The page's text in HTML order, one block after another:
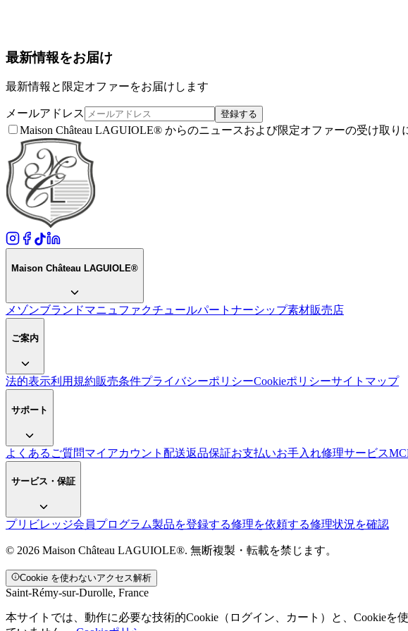
最新情報をお届け
最新情報と限定オファーをお届けします
メールアドレス 登録する
Maison Château LAGUIOLE® からのニュースおよび限定オファーの受け取
Maison Château LAGUIOLE®
メゾンブランドマニュファクチュールパートナーシップ素材販売店
ご案内
法的表示利用規約販売条件プライバシーポリシーCookieポリシーサイトマップ
サポート
よくあるご質問マイアカウント 配送返品保証お支払いお手入れ修理サービス
サービス・保証
プリビレッジ会員プログラム製品を登録する修理を依頼する修理状況を確認
© 2026 Maison Château LAGUIOLE®. 無断複製・転載を禁じます。
Cookie を使わないアクセス解析
Saint-Rémy-sur-Durolle, France
本サイトでは、動作に必要な技術的Cookie（ログイン、カート）と、Cookie